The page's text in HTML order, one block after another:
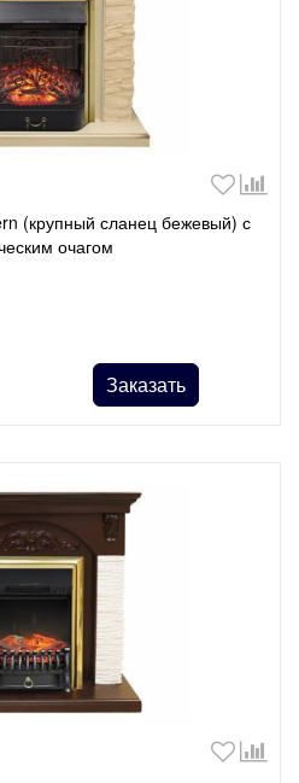
(крупный сланец бежевый) с
очагом
Заказать